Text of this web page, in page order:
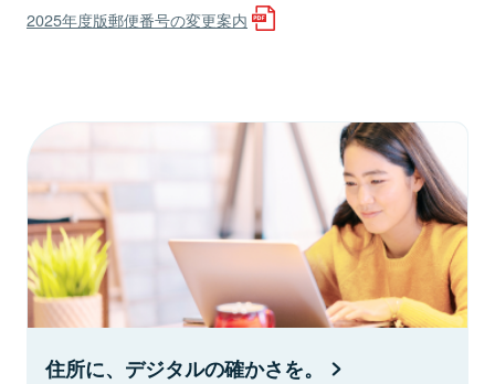
2025年度版郵便番号の変更案内
住所に、デジタルの確かさを。